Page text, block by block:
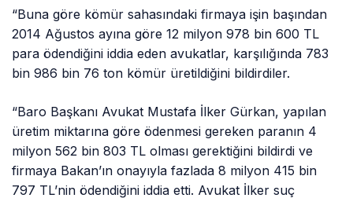
“Buna göre kömür sahasındaki firmaya işin başından
2014 Ağustos ayına göre 12 milyon 978 bin 600 TL
para ödendiğini iddia eden avukatlar, karşılığında 783
bin 986 bin 76 ton kömür üretildiğini bildirdiler.
“Baro Başkanı Avukat Mustafa İlker Gürkan, yapılan
üretim miktarına göre ödenmesi gereken paranın 4
milyon 562 bin 803 TL olması gerektiğini bildirdi ve
firmaya Bakan’ın onayıyla fazlada 8 milyon 415 bin
797 TL’nin ödendiğini iddia etti. Avukat İlker suç